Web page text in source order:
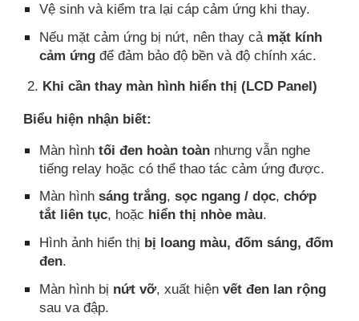
Vệ sinh và kiểm tra lại cáp cảm ứng khi thay.
Nếu mặt cảm ứng bị nứt, nên thay cả mặt kính
cảm ứng để đảm bảo độ bền và độ chính xác.
2. Khi cần thay màn hình hiển thị (LCD Panel)
Biểu hiện nhận biết:
Màn hìnhtối đen hoàn toàn nhưng vẫn nghe
tiếng relay hoặc có thể thao tác cảm ứng được.
Màn hìnhsáng trắng,sọc ngang / dọc,chớp
tắt liên tục, hoặc hiển thị nhòe màu.
Hình ảnh hiển thị bị loang màu, đốm sáng, đốm
đen.
Màn hình bị nứt vỡ, xuất hiệnvết đen lan rộng
sau va đập.